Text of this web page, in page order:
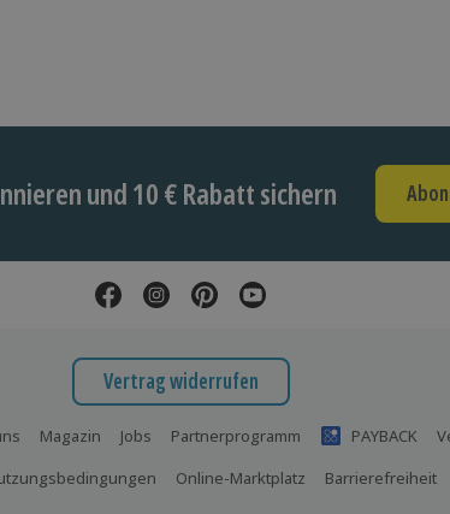
und 10 € Rabatt sichern
Vertrag widerrufen
Magazin Jobs Partnerprogramm PAYBACK
Online-Marktplatz Barrierefreiheit